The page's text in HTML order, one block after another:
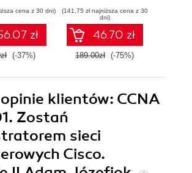
cena z 30 dni)
zł
(-37%)
(141,75 zł najniższa cena z 30
dni)
46.70 zł
189.00zł (-75%)
klientów: CCNA
Zostań
sieci
Cisco.